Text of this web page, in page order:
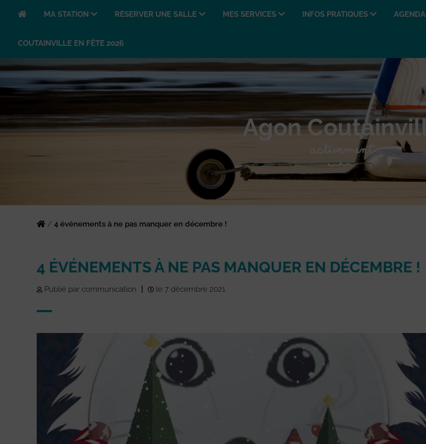
MA STATION RÉSERVER UNE SALLE MES SERVICES INFOS PRATIQUES AGENDA
COUTAINVILLE EN FÊTE 2026
/ 4 événements à ne pas manquer en décembre !
4 ÉVÉNEMENTS À NE PAS MANQUER EN DÉCEMBRE !
Publié par communication le 7 décembre 2021